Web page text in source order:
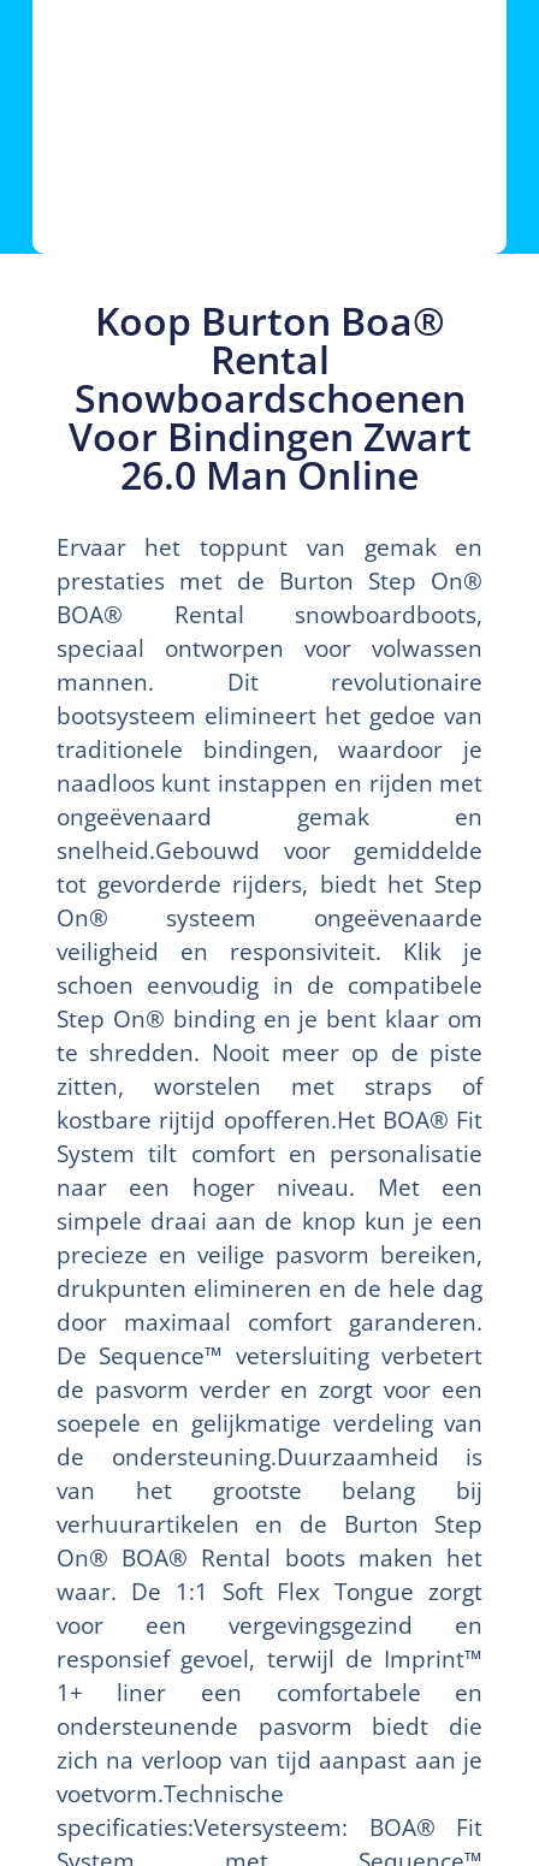
Koop Burton Boa®
Rental
Snowboardschoenen
Voor Bindingen Zwart
26.0 Man Online
Ervaar het toppunt van gemak en
prestaties met de Burton Step On®
BOA® Rental snowboardboots,
speciaal ontworpen voor volwassen
mannen. Dit revolutionaire
bootsysteem elimineert het gedoe van
traditionele bindingen, waardoor je
naadloos kunt instappen en rijden met
ongeëvenaard gemak en
snelheid.Gebouwd voor gemiddelde
tot gevorderde rijders, biedt het Step
On® systeem ongeëvenaarde
veiligheid en responsiviteit. Klik je
schoen eenvoudig in de compatibele
Step On® binding en je bent klaar om
te shredden. Nooit meer op de piste
zitten, worstelen met straps of
kostbare rijtijd opofferen.Het BOA® Fit
System tilt comfort en personalisatie
naar een hoger niveau. Met een
simpele draai aan de knop kun je een
precieze en veilige pasvorm bereiken,
drukpunten elimineren en de hele dag
door maximaal comfort garanderen.
De Sequence™ vetersluiting verbetert
de pasvorm verder en zorgt voor een
soepele en gelijkmatige verdeling van
de ondersteuning.Duurzaamheid is
van het grootste belang bij
verhuurartikelen en de Burton Step
On® BOA® Rental boots maken het
waar. De 1:1 Soft Flex Tongue zorgt
voor een vergevingsgezind en
responsief gevoel, terwijl de Imprint™
1+ liner een comfortabele en
ondersteunende pasvorm biedt die
zich na verloop van tijd aanpast aan je
voetvorm.Technische
specificaties:Vetersysteem: BOA® Fit